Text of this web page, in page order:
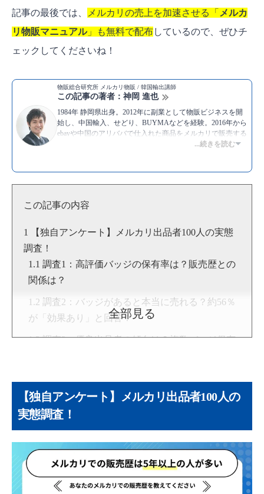
記事の最後では、 メルカリの売上を加速させる「 メルカ
リ物販マニュアル 」も無料で配布しているので、ぜひチ
ェックしてくださいね！
物販総合研究所 メルカリ物販 / 韓国輸出講師
この記事の著者：神岡 進也
1984年 静岡県出身。2012年に副業として物販ビジネスを開
始し、中国輸入、せどり、BUYMAなどを経験。2016年から
ebayや中国のアリババで仕入れた商品をメルカリで販売する
物販を実践中。メルカリでは毎月100件〜150件の取引を行
▶Twitter：https://twitter.com/kamioka0909
▶神岡 進也のプロフィール
...続きを読む
この記事の内容
【独自アンケート】メルカリ出品者100人の実態
調査！
調査1：高評価バッジの保有率は？販売歴との
関係は？
調査2：バッジがあると本当に売れる？約56％
が「効果あり」と回答！
調査3：優良出品者の傾向は？複数バッジ保有
類を解説
1. 高評価バッジの獲得条件
2. 24時間以内発送バッジの獲得条件
3. 12時間以内返信バッジの獲得条件
4. まとめ買い対応実績ありバッジの獲得条件
全部見る
【独自アンケート】メルカリ出品者100人の
実態調査！